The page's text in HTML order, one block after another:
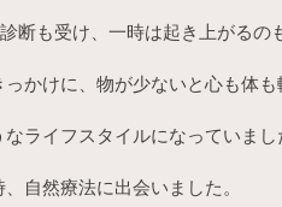
断も受け、一時は起き上がるの
かけに、物が少ないと心も体
ライフスタイルになっていまし
自然療法に出会いました。